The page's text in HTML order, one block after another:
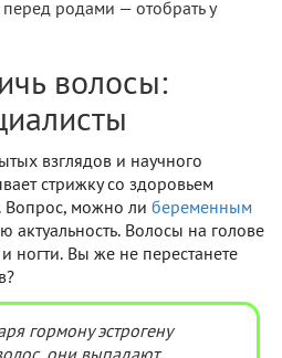
перед родами — отобрать у
волосы:
взглядов и научного
стрижку со здоровьем
Вопрос, можно ли беременным
актуальность. Волосы на голове
ногти. Вы же не перестанете
гормону эстрогену